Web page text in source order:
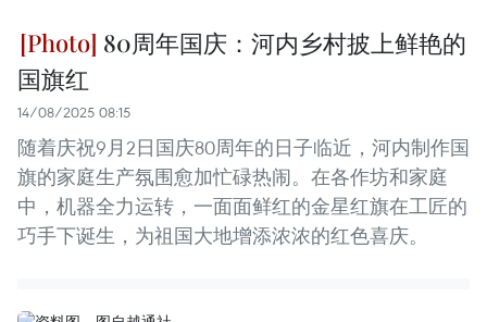
80周年国庆：河内乡村披上鲜艳的
国旗红
14/08/2025 08:15
随着庆祝9月2日国庆80周年的日子临近，河内制作国
旗的家庭生产氛围愈加忙碌热闹。在各作坊和家庭
中，机器全力运转，一面面鲜红的金星红旗在工匠的
巧手下诞生，为祖国大地增添浓浓的红色喜庆。